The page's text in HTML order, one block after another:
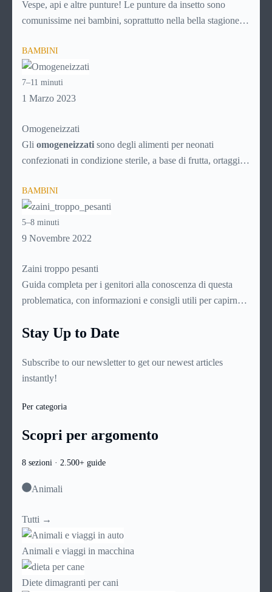
Vespe, api e altre punture! Le punture da insetto sono
comunissime nei bambini, soprattutto nella bella stagione
all’aria aperta. Ad ogni puntura, però, c’è il suo rimedio.
Scopricome comportarti in caso di puntura di insetto
continuando a leggere questa guida!
BAMBINI
7–11 minuti
1 Marzo 2023
Omogeneizzati
Gli omogeneizzati sono degli alimenti per neonati
confezionati in condizione sterile, a base di frutta, ortaggi o
sottoponendo le sostanze scelte ad una sofisticata procedura
di omogeneizzazione che li renda digeribili dal delicato
stomaco dei bambini molto piccoli, non oltre i dieci mesi di
età. Dato che si intuisce come sia importante per le mamme
su questo delicato prodotto.
BAMBINI
5–8 minuti
9 Novembre 2022
Zaini troppo pesanti
Guida completa per i genitori alla conoscenza di questa
problematica, con informazioni e consigli utili per capirne
individuare lo specialista più indicato e intervenire per
Stay Up to Date
Subscribe to our newsletter to get our newest articles
instantly!
Per categoria
Scopri per argomento
8 sezioni · 2.500+ guide
Animali
Tutti →
Animali e viaggi in macchina
Diete dimagranti per cani